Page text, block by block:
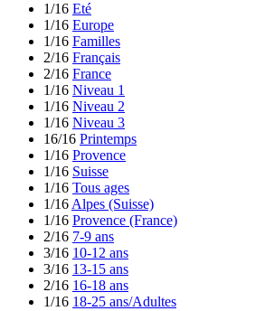
1/16 Eté
1/16 Europe
1/16 Familles
2/16 Français
2/16 France
1/16 Niveau 1
1/16 Niveau 2
1/16 Niveau 3
16/16 Printemps
1/16 Provence
1/16 Suisse
1/16 Tous ages
1/16 Alpes (Suisse)
1/16 Provence (France)
2/16 7-9 ans
3/16 10-12 ans
3/16 13-15 ans
2/16 16-18 ans
1/16 18-25 ans/Adultes